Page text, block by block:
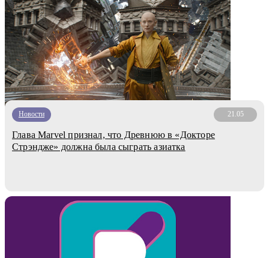
Новости 21.05
Глава Marvel признал, что Древнюю в «Докторе
Стрэндже» должна была сыграть азиатка